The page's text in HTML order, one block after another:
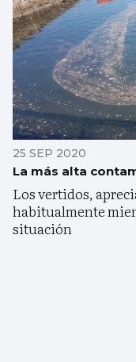
25 SEP 2020
La más alta
Los vertidos,
habitualmente
situación